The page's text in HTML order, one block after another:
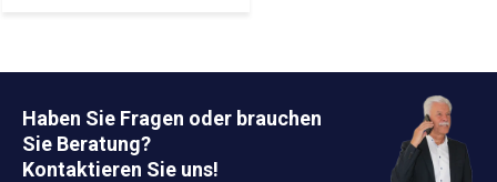
Haben Sie Fragen oder brauchen
Sie Beratung?
Kontaktieren Sie uns!